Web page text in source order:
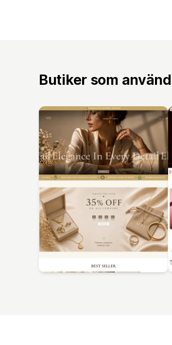
Butiker som